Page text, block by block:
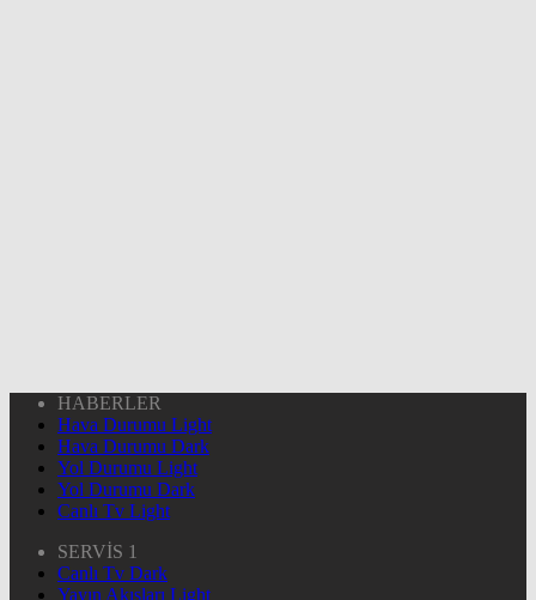
HABERLER
Hava Durumu Light
Hava Durumu Dark
Yol Durumu Light
Yol Durumu Dark
Canlı Tv Light
SERVİS 1
Canlı Tv Dark
Yayın Akışları Light